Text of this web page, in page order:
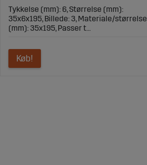
Tykkelse (mm): 6, Størrelse (mm):
35x6x195, Billede: 3, Materiale/størrelse
(mm): 35x195, Passer t...
Køb!